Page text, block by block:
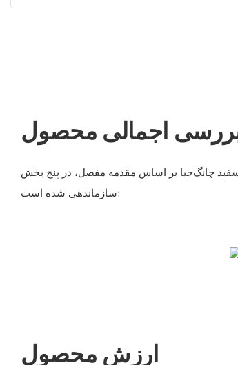
اجمالی محصول
سفید چانگ‌جیا بر اساس مقدمه مفصل، در پنج بخش
سازماندهی شده است:
ارزش محصول